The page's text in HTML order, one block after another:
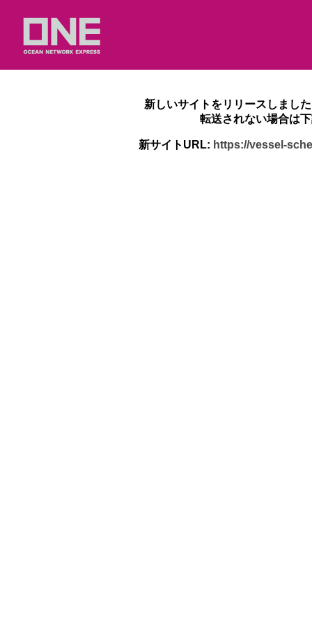
新しいサイトをリリースしまし
転送されない場合は
新サイトURL: https://vessel-